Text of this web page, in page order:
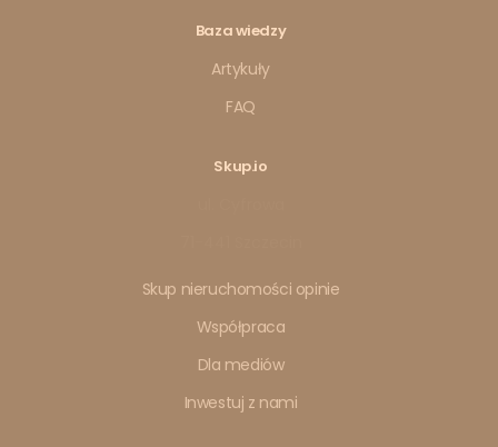
Baza wiedzy
Artykuły
FAQ
Skup.io
Skup nieruchomości opinie
Współpraca
Dla mediów
Inwestuj z nami